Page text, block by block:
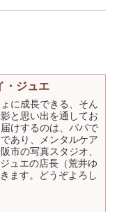
・ジュエ
に成長できる、そん
と思い出を通してお
けするのは、パパで
あり、メンタルケア
市の写真スタジオ、
ュエの店長（荒井ゆ
ます。どうぞよろし